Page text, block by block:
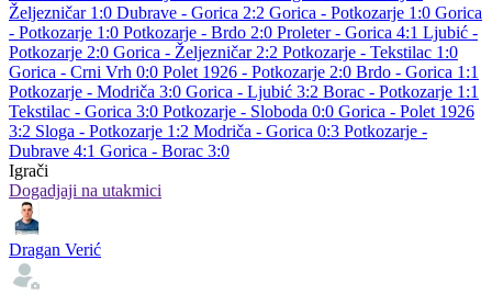
Željezničar 1:0 Dubrave - Gorica 2:2 Gorica - Potkozarje 1:0 Gorica
- Potkozarje 1:0 Potkozarje - Brdo 2:0 Proleter - Gorica 4:1 Ljubić -
Potkozarje 2:0 Gorica - Željezničar 2:2 Potkozarje - Tekstilac 1:0
Gorica - Crni Vrh 0:0 Polet 1926 - Potkozarje 2:0 Brdo - Gorica 1:1
Potkozarje - Modriča 3:0 Gorica - Ljubić 3:2 Borac - Potkozarje 1:1
Tekstilac - Gorica 3:0 Potkozarje - Sloboda 0:0 Gorica - Polet 1926
3:2 Sloga - Potkozarje 1:2 Modriča - Gorica 0:3 Potkozarje -
Dubrave 4:1 Gorica - Borac 3:0
Igrači
Dogadjaji na utakmici
Dragan Verić